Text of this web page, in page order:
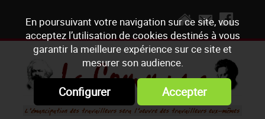
En poursuivant votre navigation sur ce site, vous
acceptez l’utilisation de cookies destinés à vous
garantir la meilleure expérience sur ce site et
mesurer son audience.
Configurer Accepter